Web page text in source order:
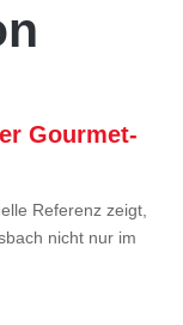
Gourmet-
Referenz zeigt,
nicht nur im